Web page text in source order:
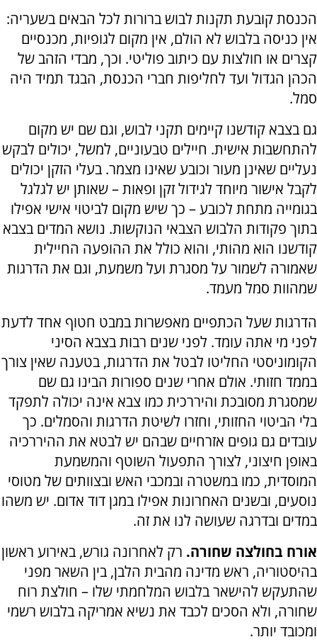
הכנסת קובעת תקנות לבוש ברורות לכל הבאים בשעריה:
אין כניסה בלבוש לא הולם, אין מקום לגופיות, מכנסיים
קצרים או חולצות עם כיתוב פוליטי. וכך, מבדי הזהב של
הכהן הגדול ועד לחליפות חברי הכנסת, הבגד תמיד היה
סמל.
גם בצבא קודשנו קיימים תקני לבוש, וגם שם יש מקום
להתחשבות אישית. חיילים טבעוניים, למשל, יכולים לבקש
נעליים שאינן מעור וכובע שאינו מצמר. בעלי הזקן יכולים
לקבל אישור מיוחד לגידול זקן ופאות – שאותן יש לגלגל
בגומייה מתחת לכובע – כך שיש מקום לביטוי אישי אפילו
בתוך פקודות הלבוש הצבאי הנוקשות. נושא המדים בצבא
קודשנו הוא מהותי, והוא כולל את ההופעה החיילית
שאמורה לשמור על מסגרת ועל משמעת, וגם את הדרגות
שמהוות סמל מעמד.
הדרגות שעל הכתפיים מאפשרות במבט חטוף אחד לדעת
לפני מי אתה עומד. לפני שנים רבות בצבא הסיני
הקומוניסטי החליטו לבטל את הדרגות, בטענה שאין צורך
בממד חזותי. אולם אחרי שנים ספורות הבינו גם שם
שמסגרת מסובכת והיררכית כמו צבא אינה יכולה לתפקד
בלי הביטוי החזותי, וחזרו לשיטת הדרגות והסמלים. כך
עובדים גם גופים אזרחיים שבהם יש לבטא את ההיררכיה
באופן חיצוני, לצורך התפעול השוטף והמשמעת
המוסדית, כמו במשטרה ובמכבי האש ובצוותים של מטוסי
נוסעים, ובשנים האחרונות אפילו במגן דוד אדום. יש משהו
במדים ובדרגה שעושה לנו את זה.
אורח בחולצה שחורה. רק לאחרונה גורש, באירוע ראשון
בהיסטוריה, ראש מדינה מהבית הלבן, בין השאר מפני
שהתעקש להישאר בלבוש המלחמתי שלו – חולצת רוח
שחורה, ולא הסכים לכבד את נשיא אמריקה בלבוש רשמי
ומכובד יותר.